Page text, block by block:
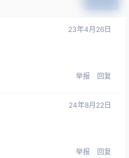
23年4月26日
举报 回复
24年8月22日
举报 回复